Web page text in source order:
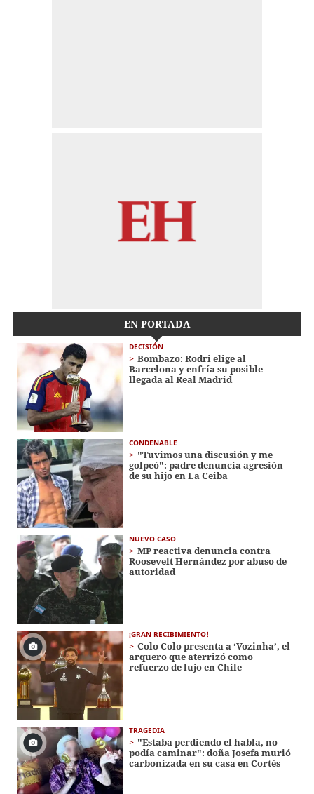
EN PORTADA
DECISIÓN
Bombazo: Rodri elige al
Barcelona y enfría su posible
llegada al Real Madrid
CONDENABLE
"Tuvimos una discusión y me
golpeó": padre denuncia agresión
de su hijo en La Ceiba
NUEVO CASO
MP reactiva denuncia contra
Roosevelt Hernández por abuso de
autoridad
¡GRAN RECIBIMIENTO!
Colo Colo presenta a ‘Vozinha’, el
arquero que aterrizó como
refuerzo de lujo en Chile
TRAGEDIA
"Estaba perdiendo el habla, no
podía caminar": doña Josefa murió
carbonizada en su casa en Cortés